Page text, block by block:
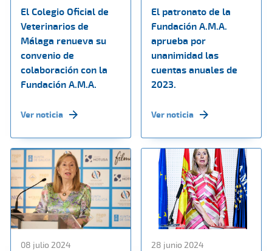
El Colegio Oficial de
Veterinarios de
Málaga renueva su
convenio de
colaboración con la
Fundación A.M.A.
Ver noticia
El patronato de la
Fundación A.M.A.
aprueba por
unanimidad las
cuentas anuales de
2023.
Ver noticia
08 julio 2024 28 junio 2024